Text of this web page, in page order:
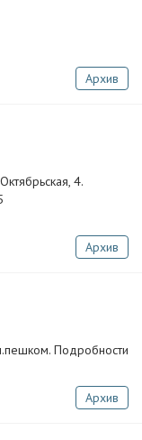
Архив
4.
Архив
Подробности
Архив